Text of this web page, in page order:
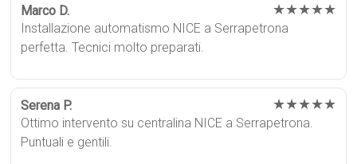
Marco D. ★★★★★
Installazione automatismo NICE a Serrapetrona
perfetta. Tecnici molto preparati.
Serena P. ★★★★★
Ottimo intervento su centralina NICE a Serrapetrona.
Puntuali e gentili.